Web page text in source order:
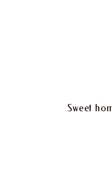
Sweet